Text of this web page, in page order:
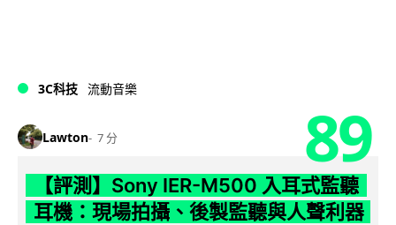
3C科技 流動音樂
Lawton 7 分 89
【評測】Sony IER-M500 入耳式監聽
耳機：現場拍攝、後製監聽與人聲利器